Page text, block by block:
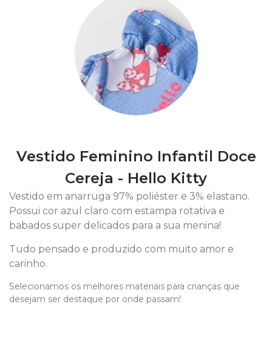
Vestido Feminino Infantil Doce
Cereja - Hello Kitty
Vestido em anarruga 97% poliéster e 3% elastano.
Possui cor azul claro com estampa rotativa e
babados super delicados para a sua menina!
Tudo pensado e produzido com muito amor e
carinho.
Selecionamos os melhores materiais para crianças que
desejam ser destaque por onde passam!